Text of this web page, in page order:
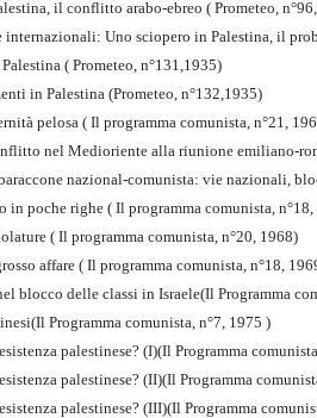
n°4 (nuova edizione 2021)
Sinistra
il conflitto arabo-ebreo ( Prometeo,
internazionali: Uno sciopero in Palestina, il
( Prometeo, n°131,1935)
in Palestina (Prometeo, n°132,1935)
pelosa ( Il programma comunista, n°21,
nel Medioriente alla riunione emiliano-
nazional-comunista: vie nazionali,
in poche righe ( Il programma comunista,
( Il programma comunista, n°20, 1968)
affare ( Il programma comunista, n°18,
blocco delle classi in Israele(Il Programma
Programma comunista, n°7, 1975 )
palestinese? (I)(Il Programma
palestinese? (II)(Il Programma
palestinese? (III)(Il Programma